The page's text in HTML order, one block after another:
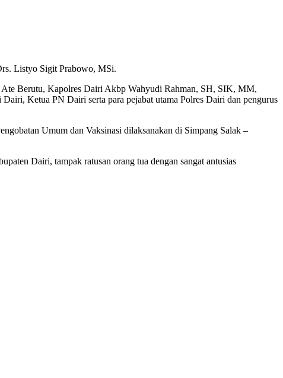
Listyo Sigit Prabowo, MSi.
Berutu, Kapolres Dairi Akbp Wahyudi Rahman, SH, SIK, MM,
Ketua PN Dairi serta para pejabat utama Polres Dairi dan pengurus
Umum dan Vaksinasi dilaksanakan di Simpang Salak –
Dairi, tampak ratusan orang tua dengan sangat antusias